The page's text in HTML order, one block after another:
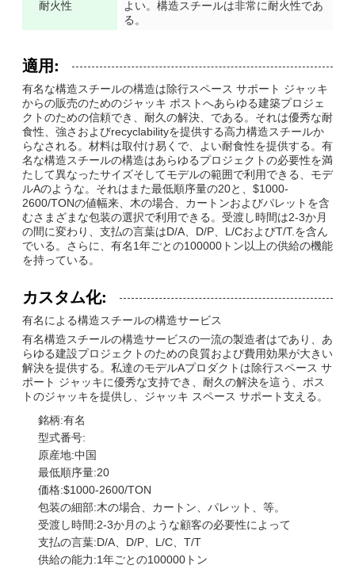
耐火性
よい。構造スチールは非常に耐火性であ
る。
適用:
有名な構造スチールの構造は除行スペース サポート ジャッキ
からの販売のためのジャッキ ポストへあらゆる建築プロジェ
クトのための信頼でき、耐久の解決、である。それは優秀な耐
食性、強さおよびrecyclabilityを提供する高力構造スチールか
らなされる。材料は取付け易くで、よい耐食性を提供する。有
名な構造スチールの構造はあらゆるプロジェクトの必要性を満
たして異なったサイズそしてモデルの範囲で利用できる、モデ
ルAのような。それはまた最低順序量の20と、$1000-
2600/TONの値幅来、木の場合、カートンおよびパレットを含
むさまざまな包装の選択で利用できる。受渡し時間は2-3か月
の間に変わり、支払の言葉はD/A、D/P、L/CおよびT/T.を含ん
でいる。さらに、有名1年ごとの100000トン以上の供給の機能
を持っている。
カスタム化:
有名による構造スチールの構造サービス
有名構造スチールの構造サービスの一流の製造者はであり、あ
らゆる建設プロジェクトのための良質および費用効果が大きい
解決を提供する。私達のモデルAプロダクトは除行スペース サ
ポート ジャッキに優秀な支持でき、耐久の解決を這う、ポス
トのジャッキを提供し、ジャッキ スペース サポート支える。
銘柄:有名
型式番号:
原産地:中国
最低順序量:20
価格:$1000-2600/TON
包装の細部:木の場合、カートン、パレット、等。
受渡し時間:2-3か月のような顧客の必要性によって
支払の言葉:D/A、D/P、L/C、T/T
供給の能力:1年ごとの100000トン